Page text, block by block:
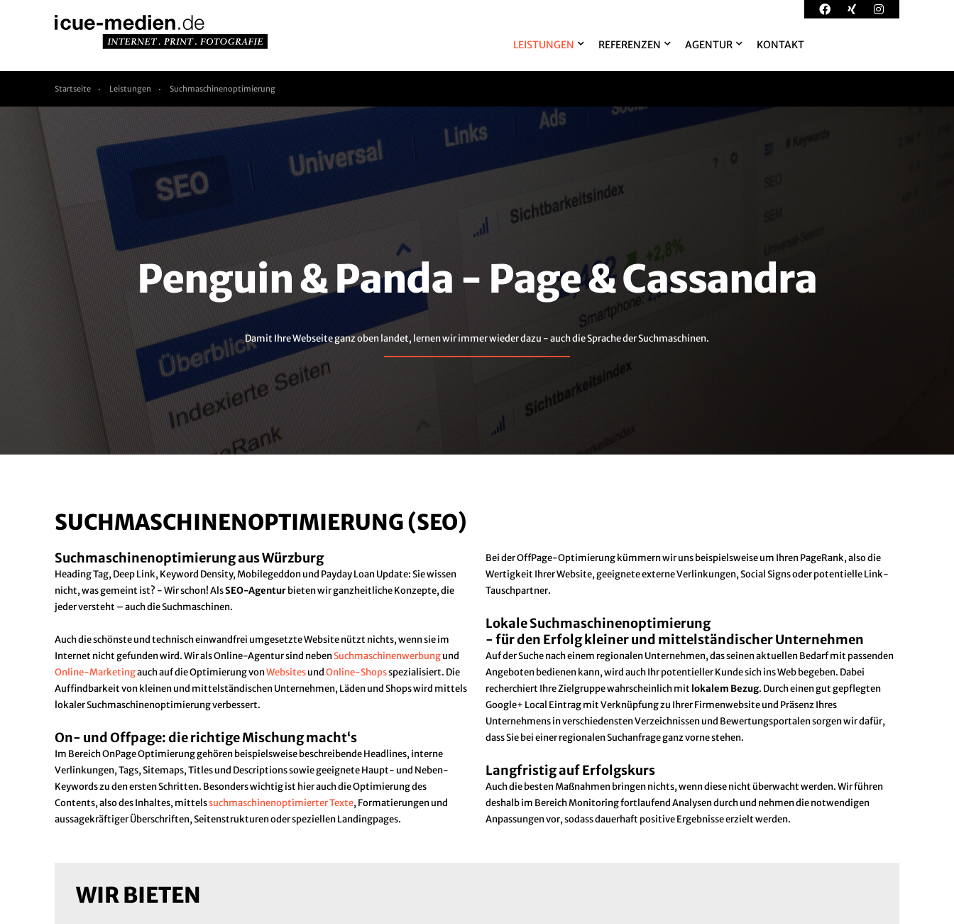
LEISTUNGEN REFERENZEN AGENTUR KONTAKT
Startseite Leistungen Suchmaschinenoptimierung
Penguin & Panda - Page & Cassandra
Damit Ihre Webseite ganz oben landet, lernen wir immer wieder dazu - auch die Sprache der Suchmaschinen.
SUCHMASCHINENOPTIMIERUNG (SEO)
Suchmaschinenoptimierung aus Würzburg
Heading Tag, Deep Link, Keyword Density, Mobilegeddon und Payday Loan Update: Sie wissen
nicht, was gemeint ist? - Wir schon! AlsSEO-Agenturbieten wir ganzheitliche Konzepte, die
jeder versteht – auch die Suchmaschinen.
Auch die schönste und technisch einwandfrei umgesetzte Website nützt nichts, wenn sie im
Internet nicht gefunden wird. Wir als Online-Agentur sind nebenSuchmaschinenwerbungund
Online-Marketingauch auf die Optimierung vonWebsitesundOnline-Shopsspezialisiert. Die
Auffindbarkeit von kleinen und mittelständischen Unternehmen, Läden und Shops wird mittels
lokaler Suchmaschinenoptimierung verbessert.
On- und Offpage: die richtige Mischung macht‘s
Im Bereich OnPage Optimierung gehören beispielsweise beschreibende Headlines, interne
Verlinkungen, Tags, Sitemaps, Titles und Descriptions sowie geeignete Haupt- und Neben-
Keywords zu den ersten Schritten. Besonders wichtig ist hier auch die Optimierung des
Contents, also des Inhaltes, mittelssuchmaschinenoptimierter Texte, Formatierungen und
aussagekräftiger Überschriften, Seitenstrukturen oder speziellen Landingpages.
Bei der OffPage-Optimierung kümmern wir uns beispielsweise um Ihren PageRank, also die
Wertigkeit Ihrer Website, geeignete externe Verlinkungen, Social Signs oder potentielle Link-
Tauschpartner.
Lokale Suchmaschinenoptimierung
- für den Erfolg kleiner und mittelständischer Unternehmen
Auf der Suche nach einem regionalen Unternehmen, das seinen aktuellen Bedarf mit passenden
Angeboten bedienen kann, wird auch Ihr potentieller Kunde sich ins Web begeben. Dabei
recherchiert Ihre Zielgruppe wahrscheinlich mit lokalem Bezug. Durch einen gut gepflegten
Google+ Local Eintrag mit Verknüpfung zu Ihrer Firmenwebsite und Präsenz Ihres
Unternehmens in verschiedensten Verzeichnissen und Bewertungsportalen sorgen wir dafür,
dass Sie bei einer regionalen Suchanfrage ganz vorne stehen.
Langfristig auf Erfolgskurs
Auch die besten Maßnahmen bringen nichts, wenn diese nicht überwacht werden. Wir führen
deshalb im Bereich Monitoring fortlaufend Analysen durch und nehmen die notwendigen
Anpassungen vor, sodass dauerhaft positive Ergebnisse erzielt werden.
WIR BIETEN